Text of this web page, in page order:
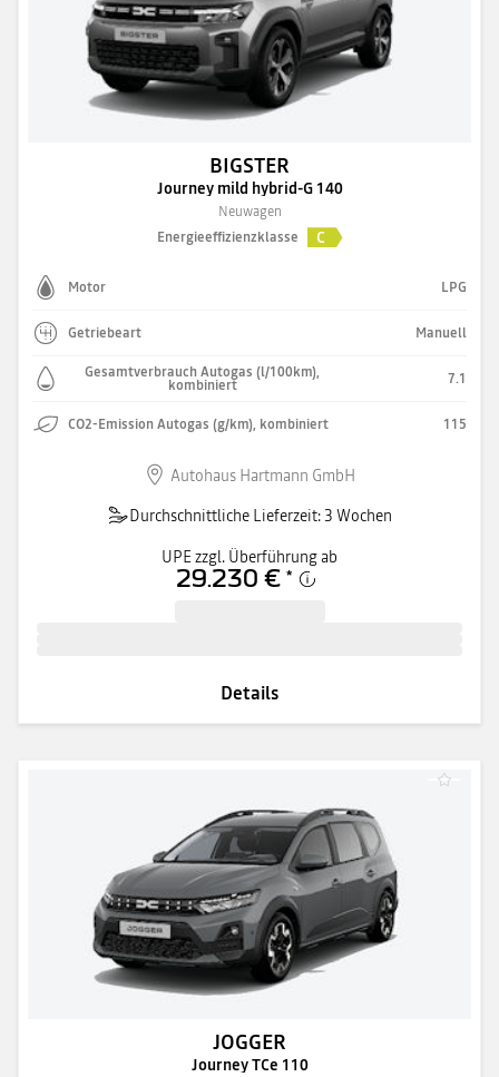
BIGSTER
Journey mild hybrid-G 140
Neuwagen
Energieeffizienzklasse
C
Motor LPG
Getriebeart Manuell
Gesamtverbrauch Autogas (l/100km),
kombiniert 7.1
CO2-Emission Autogas (g/km), kombiniert 115
Autohaus Hartmann GmbH
Durchschnittliche Lieferzeit: 3 Wochen
UPE zzgl. Überführung ab
29.230 € *
Details
JOGGER
Journey TCe 110